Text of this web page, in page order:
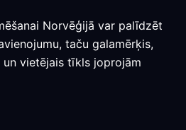
Norvēģijā var palīdzēt
taču galamērķis,
vietējais tīkls joprojām